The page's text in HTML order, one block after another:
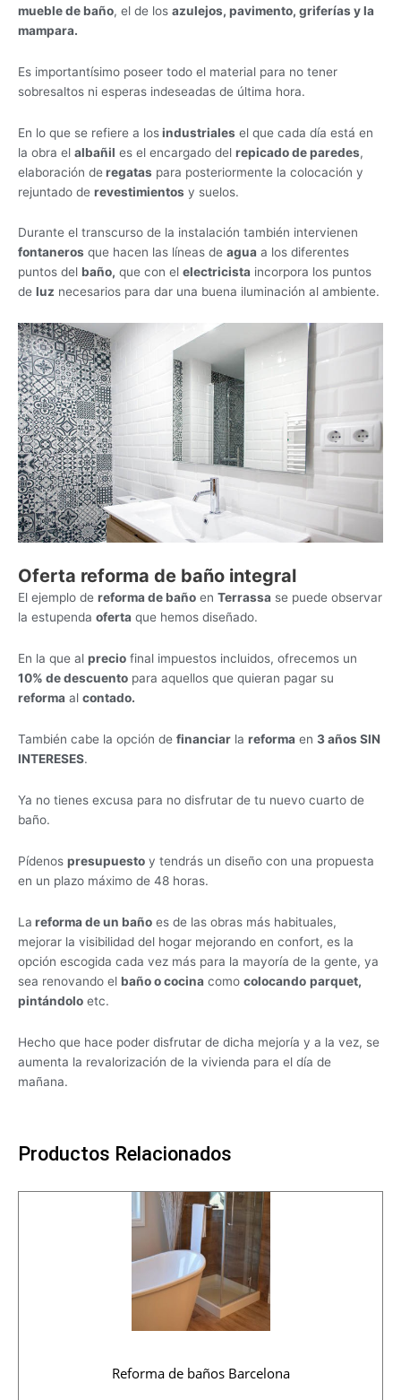
mueble de baño, el de los azulejos, pavimento, griferías y la
mampara.
Es importantísimo poseer todo el material para no tener
sobresaltos ni esperas indeseadas de última hora.
En lo que se refiere a losindustriales el que cada día está en
la obra el albañil es el encargado del repicado de paredes,
elaboración deregatas para posteriormente la colocación y
rejuntado de revestimientos y suelos.
Durante el transcurso de la instalación también intervienen
fontaneros que hacen las líneas de agua a los diferentes
puntos del baño, que con el electricista incorpora los puntos
de luz necesarios para dar una buena iluminación al ambiente.
Oferta reforma de baño integral
El ejemplo de reforma de baño en Terrassa se puede observar
la estupenda oferta que hemos diseñado.
En la que al precio final impuestos incluidos, ofrecemos un
10% de descuento para aquellos que quieran pagar su
reforma al contado.
También cabe la opción de financiar la reforma en 3 años SIN
INTERESES.
Ya no tienes excusa para no disfrutar de tu nuevo cuarto de
baño.
Pídenos presupuesto y tendrás un diseño con una propuesta
en un plazo máximo de 48 horas.
La reforma de un baño es de las obras más habituales,
mejorar la visibilidad del hogar mejorando en confort, es la
opción escogida cada vez más para la mayoría de la gente, ya
sea renovando el baño o cocina como colocando parquet,
pintándolo etc.
Hecho que hace poder disfrutar de dicha mejoría y a la vez, se
aumenta la revalorización de la vivienda para el día de
mañana.
Productos Relacionados
Reforma de baños Barcelona